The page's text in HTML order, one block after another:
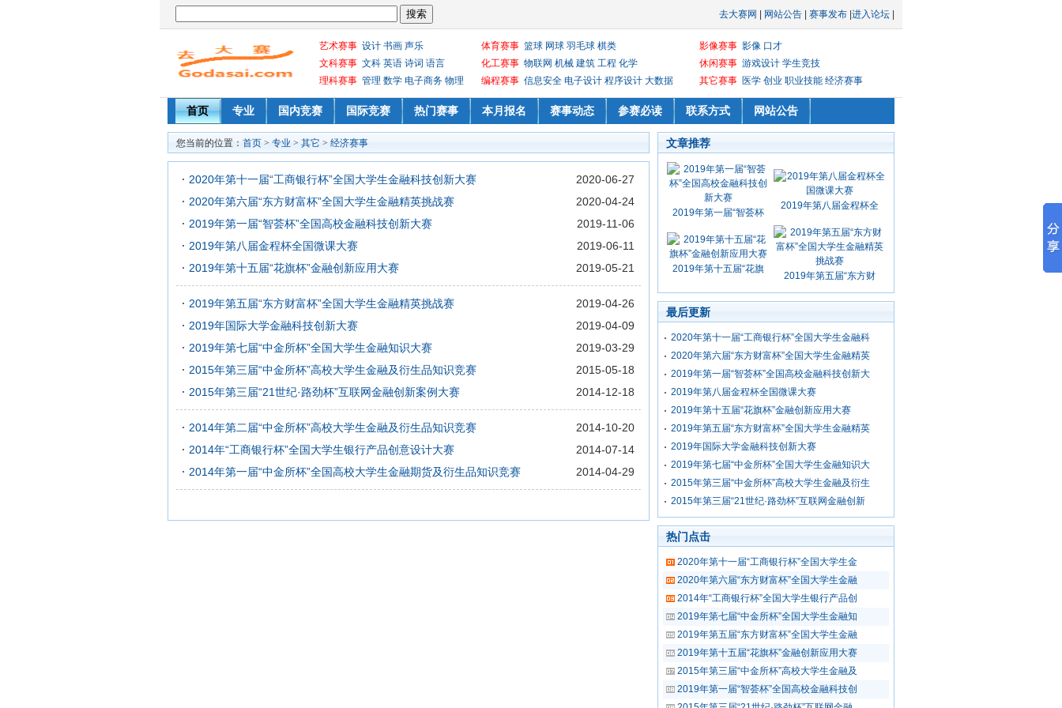
去大赛网 网站公告 赛事发布 进入论坛
艺术赛事 设计 书画 声乐
文科赛事 文科 英语 诗词 语言
理科赛事 管理 数学 电子商务 物理
体育赛事 篮球 网球 羽毛球 棋类
化工赛事 物联网 机械 建筑 工程 化学
编程赛事 信息安全 电子设计 程序设计 大数据
影像赛事 影像 口才
休闲赛事 游戏设计 学生竞技
其它赛事 医学 创业 职业技能 经济赛事
首页 专业 国内竞赛 国际竞赛 热门赛事 本月报名 赛事动态 参赛必读 联系方式 网站公告
您当前的位置： 首页 > 专业 > 其它 > 经济赛事
2020年第十一届“工商银行杯”全国大学生金融科技创新大赛
2020-06-27
2020年第六届“东方财富杯”全国大学生金融精英挑战赛
2020-04-24
2019年第一届“智荟杯”全国高校金融科技创新大赛
2019-11-06
2019年第八届金程杯全国微课大赛
2019-06-11
2019年第十五届“花旗杯”金融创新应用大赛
2019-05-21
2019年第五届“东方财富杯”全国大学生金融精英挑战赛
2019-04-26
2019年国际大学金融科技创新大赛
2019-04-09
2019年第七届“中金所杯”全国大学生金融知识大赛
2019-03-29
2015年第三届“中金所杯”高校大学生金融及衍生品知识竞赛
2015-05-18
2015年第三届“21世纪·路劲杯”互联网金融创新案例大赛
2014-12-18
2014年第二届“中金所杯”高校大学生金融及衍生品知识竞赛
2014-10-20
2014年“工商银行杯”全国大学生银行产品创意设计大赛
2014-07-14
2014年第一届“中金所杯”全国高校大学生金融期货及衍生品知识竞赛
2014-04-29
文章推荐
2019年第一届“智荟杯
2019年第八届金程杯全
2019年第十五届“花旗
2019年第五届“东方财
最后更新
2020年第十一届“工商银行杯”全国大学生金融科
2020年第六届“东方财富杯”全国大学生金融精英
2019年第一届“智荟杯”全国高校金融科技创新大
2019年第八届金程杯全国微课大赛
2019年第十五届“花旗杯”金融创新应用大赛
2019年第五届“东方财富杯”全国大学生金融精英
2019年国际大学金融科技创新大赛
2019年第七届“中金所杯”全国大学生金融知识大
2015年第三届“中金所杯”高校大学生金融及衍生
2015年第三届“21世纪·路劲杯”互联网金融创新
热门点击
2020年第十一届“工商银行杯”全国大学生金
2020年第六届“东方财富杯”全国大学生金融
2014年“工商银行杯”全国大学生银行产品创
2019年第七届“中金所杯”全国大学生金融知
2019年第五届“东方财富杯”全国大学生金融
2019年第十五届“花旗杯”金融创新应用大赛
2015年第三届“中金所杯”高校大学生金融及
2019年第一届“智荟杯”全国高校金融科技创